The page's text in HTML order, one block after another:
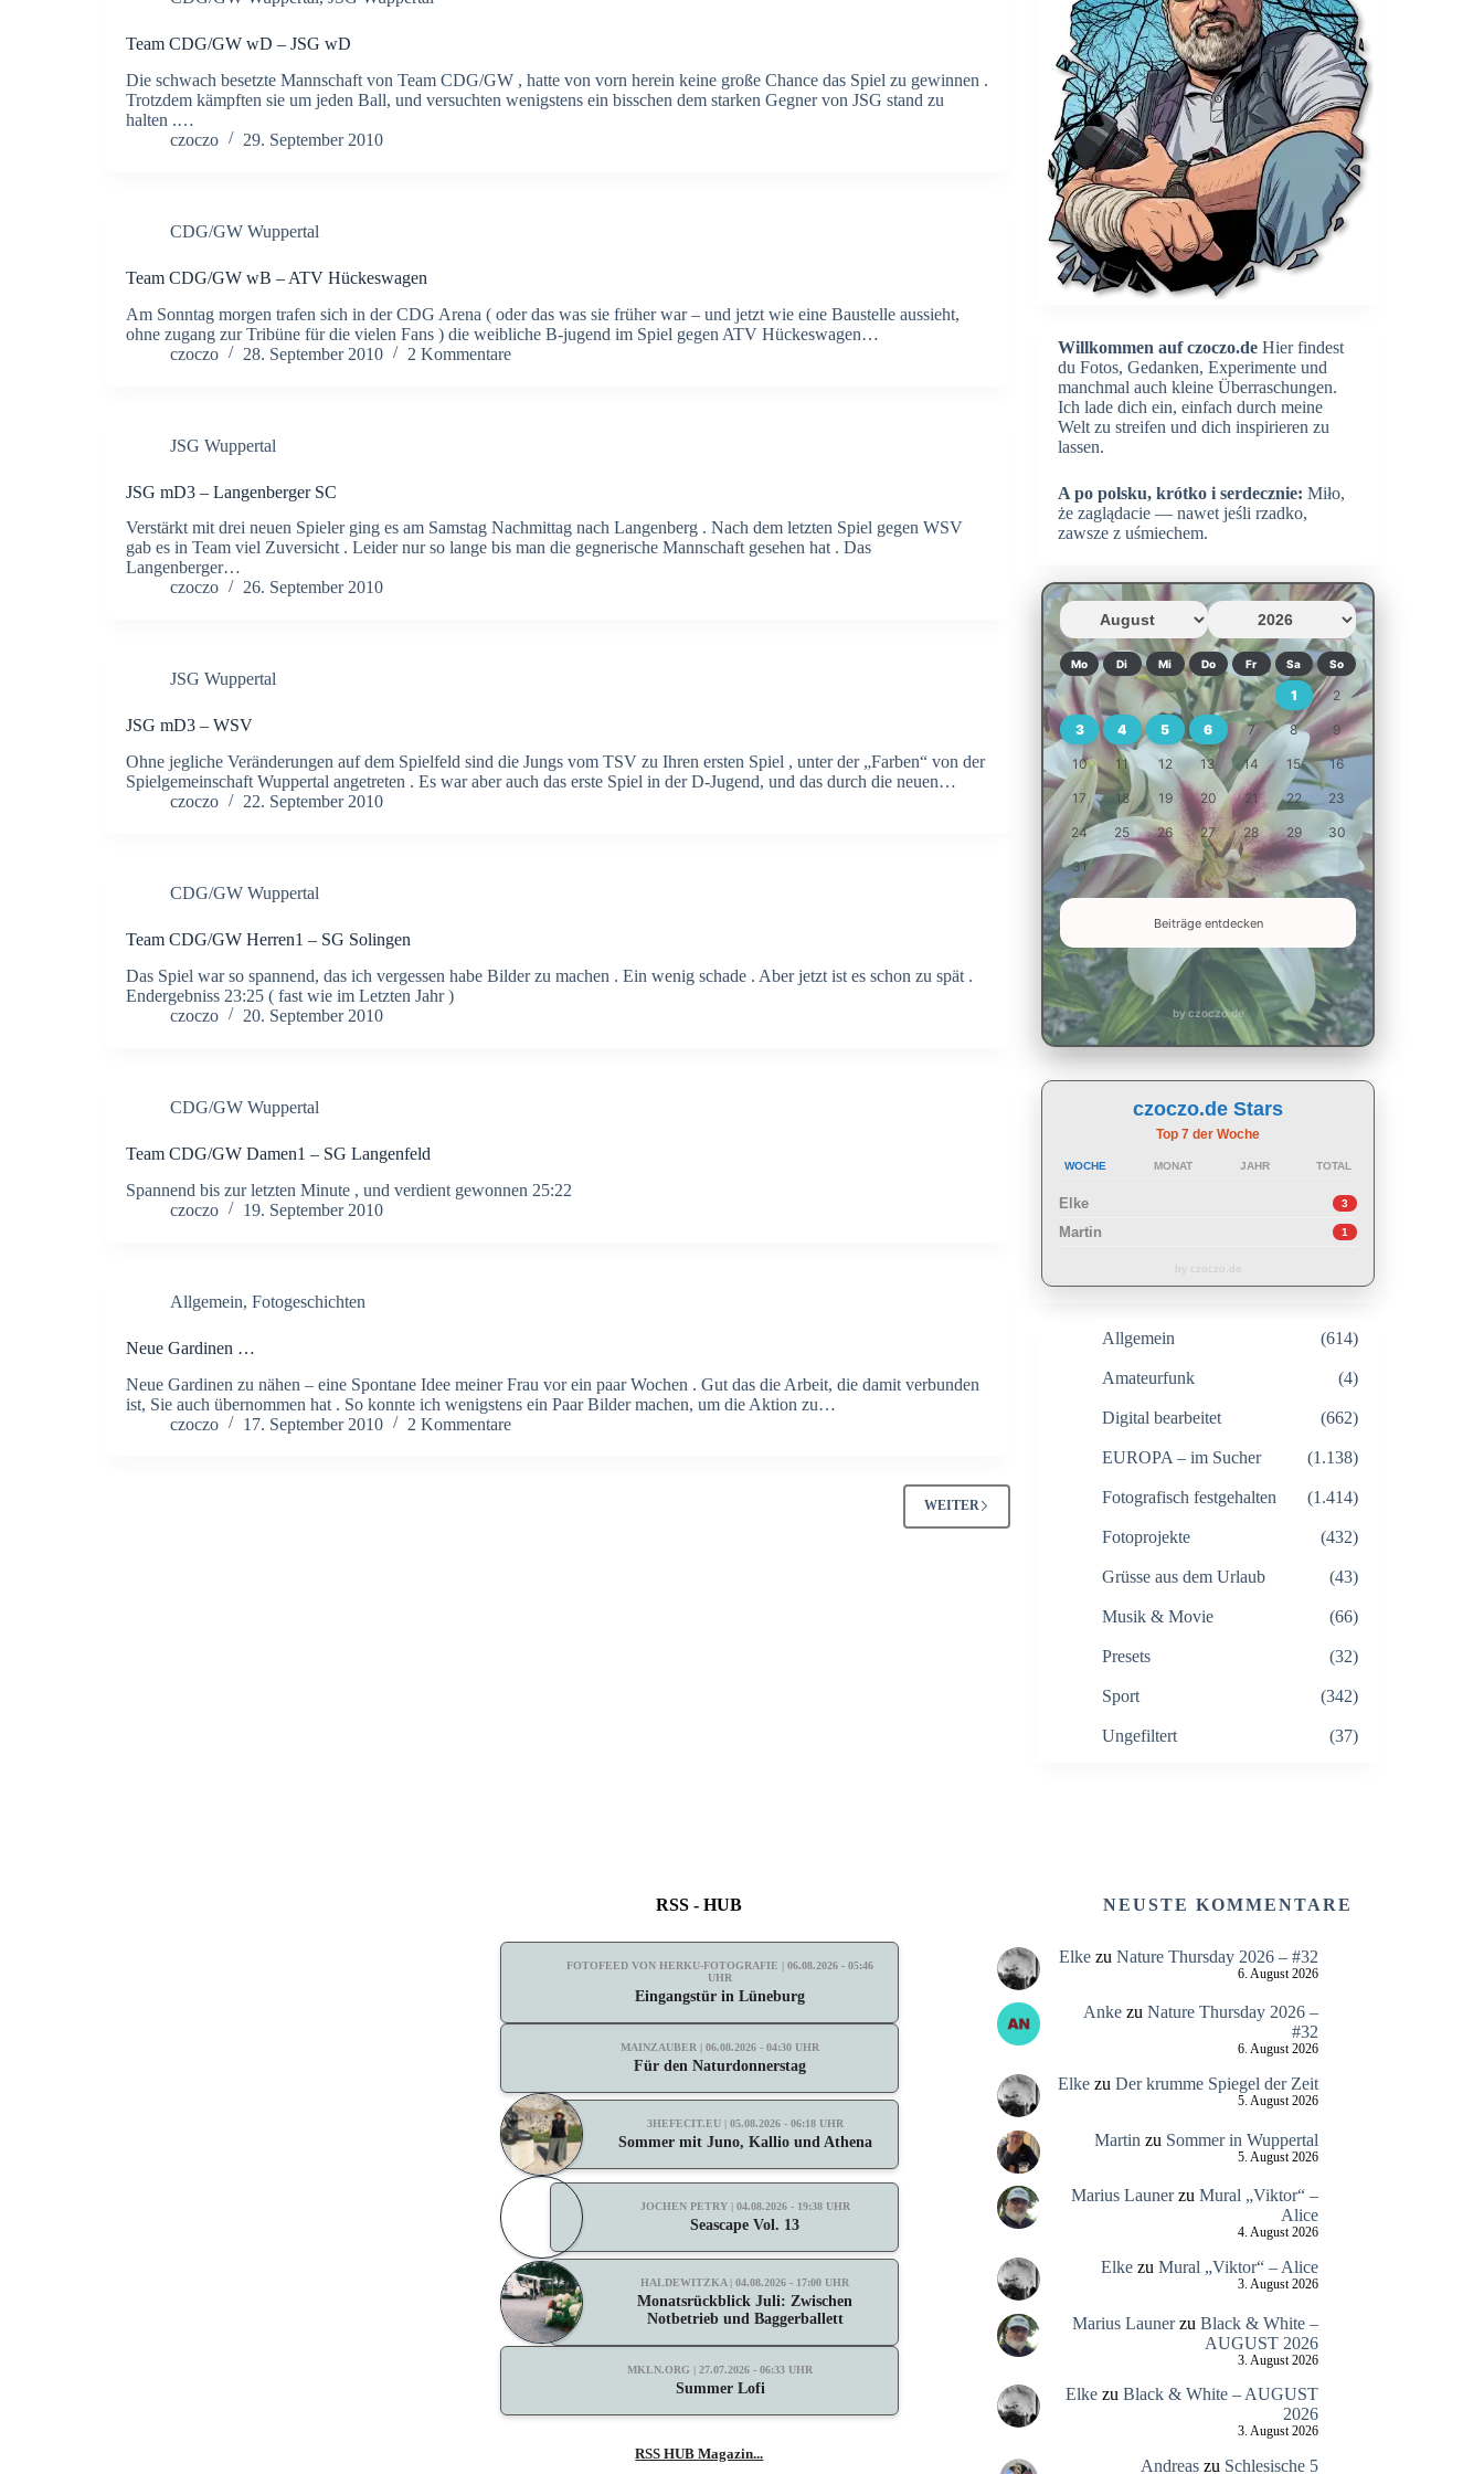
Team CDG/GW wD – JSG wD
Die schwach besetzte Mannschaft von Team CDG/GW , hatte von vorn herein keine große Chance das Spiel zu gewinnen .
Trotzdem kämpften sie um jeden Ball, und versuchten wenigstens ein bisschen dem starken Gegner von JSG stand zu
halten .…
czoczo
29. September 2010
CDG/GW Wuppertal
Team CDG/GW wB – ATV Hückeswagen
Am Sonntag morgen trafen sich in der CDG Arena ( oder das was sie früher war – und jetzt wie eine Baustelle aussieht,
ohne zugang zur Tribüne für die vielen Fans ) die weibliche B-jugend im Spiel gegen ATV Hückeswagen…
czoczo
28. September 2010 2 Kommentare
JSG Wuppertal
JSG mD3 – Langenberger SC
Verstärkt mit drei neuen Spieler ging es am Samstag Nachmittag nach Langenberg . Nach dem letzten Spiel gegen WSV
gab es in Team viel Zuversicht . Leider nur so lange bis man die gegnerische Mannschaft gesehen hat . Das
Langenberger…
czoczo
26. September 2010
JSG Wuppertal
JSG mD3 – WSV
Ohne jegliche Veränderungen auf dem Spielfeld sind die Jungs vom TSV zu Ihren ersten Spiel , unter der „Farben“ von der
Spielgemeinschaft Wuppertal angetreten . Es war aber auch das erste Spiel in der D-Jugend, und das durch die neuen…
czoczo
22. September 2010
CDG/GW Wuppertal
Team CDG/GW Herren1 – SG Solingen
Das Spiel war so spannend, das ich vergessen habe Bilder zu machen . Ein wenig schade . Aber jetzt ist es schon zu spät .
Endergebniss 23:25 ( fast wie im Letzten Jahr )
czoczo
20. September 2010
CDG/GW Wuppertal
Team CDG/GW Damen1 – SG Langenfeld
Spannend bis zur letzten Minute , und verdient gewonnen 25:22
czoczo
19. September 2010
Allgemein, Fotogeschichten
Neue Gardinen …
Neue Gardinen zu nähen – eine Spontane Idee meiner Frau vor ein paar Wochen . Gut das die Arbeit, die damit verbunden
ist, Sie auch übernommen hat . So konnte ich wenigstens ein Paar Bilder machen, um die Aktion zu…
czoczo
17. September 2010 2 Kommentare
WEITER
Willkommen auf czoczo.de Hier findest
du Fotos, Gedanken, Experimente und
manchmal auch kleine Überraschungen.
Ich lade dich ein, einfach durch meine
Welt zu streifen und dich inspirieren zu
lassen.
A po polsku, krótko i serdecznie: Miło,
że zaglądacie — nawet jeśli rzadko,
zawsze z uśmiechem.
Mo Di Mi Do Fr Sa So
1 2
3 4 5 6 7 8 9
10 11 12 13 14 15 16
17 18 19 20 21 22 23
24 25 26 27 28 29 30
31
Beiträge entdecken
by czoczo.de
czoczo.de Stars
Top 7 der Woche
WOCHE MONAT JAHR TOTAL
Elke 3
Martin 1
by czoczo.de
Allgemein (614)
Amateurfunk (4)
Digital bearbeitet (662)
EUROPA – im Sucher (1.138)
Fotografisch festgehalten (1.414)
Fotoprojekte (432)
Grüsse aus dem Urlaub (43)
Musik & Movie (66)
Presets (32)
Sport (342)
Ungefiltert (37)
RSS - HUB
FOTOFEED VON HERKU-FOTOGRAFIE | 06.08.2026 - 05:46
UHR
Eingangstür in Lüneburg
MAINZAUBER | 06.08.2026 - 04:30 UHR
Für den Naturdonnerstag
3HEFECIT.EU | 05.08.2026 - 06:18 UHR
Sommer mit Juno, Kallio und Athena
JOCHEN PETRY | 04.08.2026 - 19:38 UHR
Seascape Vol. 13
HALDEWITZKA | 04.08.2026 - 17:00 UHR
Monatsrückblick Juli: Zwischen
Notbetrieb und Baggerballett
MKLN.ORG | 27.07.2026 - 06:33 UHR
Summer Lofi
RSS HUB Magazin...
NEUSTE KOMMENTARE
Elkezu Nature Thursday 2026 – #32
6. August 2026
Ankezu Nature Thursday 2026 –
#32
6. August 2026
Elkezu Der krumme Spiegel der Zeit
5. August 2026
Martin zu Sommer in Wuppertal
5. August 2026
Marius Launerzu Mural „Viktor“ –
Alice
4. August 2026
Elkezu Mural „Viktor“ – Alice
3. August 2026
Marius Launerzu Black & White –
AUGUST 2026
3. August 2026
Elkezu Black & White – AUGUST
2026
3. August 2026
Andreaszu Schlesische 5